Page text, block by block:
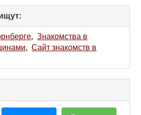
to
collapse
contents
,Знакомства в
,Сайт знакомств в
collapse